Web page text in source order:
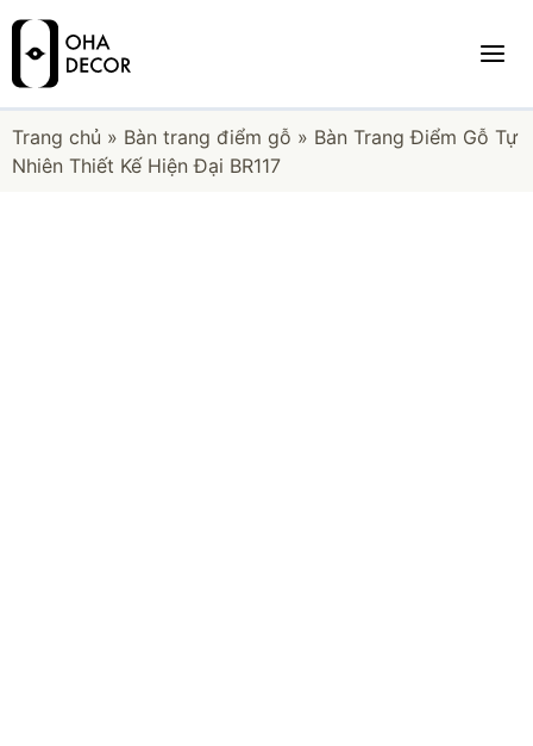
Trang chủ » Bàn trang điểm gỗ » Bàn Trang Điểm Gỗ Tự
Nhiên Thiết Kế Hiện Đại BR117